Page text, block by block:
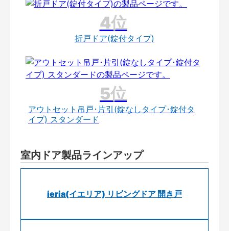
折戸ドア(錠付タイプ)
アウトセット吊戸･片引(錠なしタイプ･錠付タ
イプ) スタンダード
室内ドア製品ラインアップ
ieria(イエリア) リビングドア 開き戸